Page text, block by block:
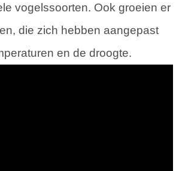
vogelssoorten. Ook groeien er
die zich hebben aangepast
en de droogte.